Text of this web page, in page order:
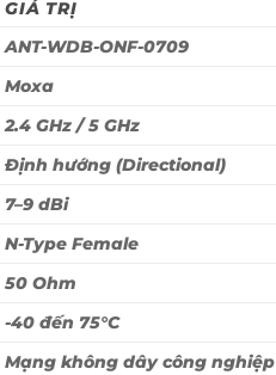
GIÁ TRỊ
ANT-WDB-ONF-0709
Moxa
2.4 GHz / 5 GHz
Định hướng (Directional)
7–9 dBi
N-Type Female
50 Ohm
-40 đến 75°C
Mạng không dây công nghiệp